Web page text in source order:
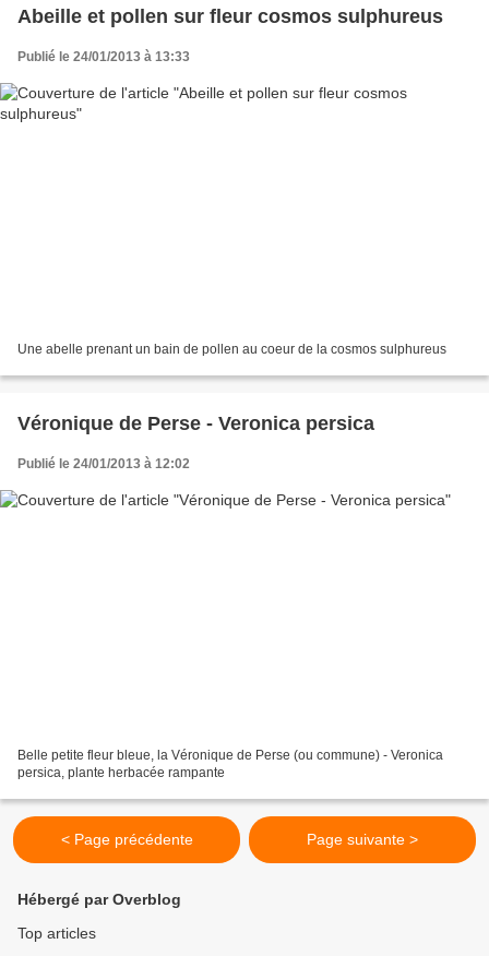
Abeille et pollen sur fleur cosmos sulphureus
Publié le 24/01/2013 à 13:33
Une abelle prenant un bain de pollen au coeur de la cosmos sulphureus
Véronique de Perse - Veronica persica
Publié le 24/01/2013 à 12:02
Belle petite fleur bleue, la Véronique de Perse (ou commune) - Veronica
persica, plante herbacée rampante
< Page précédente Page suivante >
Hébergé par Overblog
Top articles